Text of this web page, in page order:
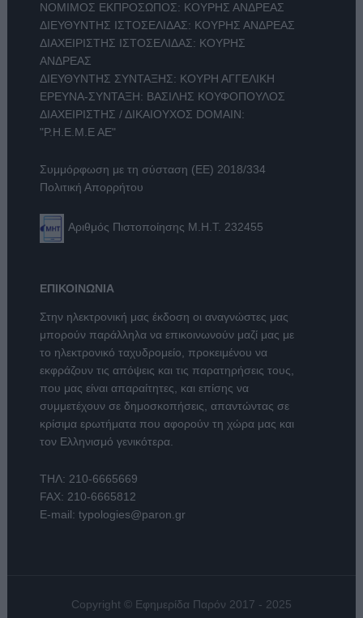
ΝΟΜΙΜΟΣ ΕΚΠΡΟΣΩΠΟΣ: ΚΟΥΡΗΣ ΑΝΔΡΕΑΣ
ΔΙΕΥΘΥΝΤΗΣ ΙΣΤΟΣΕΛΙΔΑΣ: ΚΟΥΡΗΣ ΑΝΔΡΕΑΣ
ΔΙΑΧΕΙΡΙΣΤΗΣ ΙΣΤΟΣΕΛΙΔΑΣ: ΚΟΥΡΗΣ
ΑΝΔΡΕΑΣ
ΔΙΕΥΘΥΝΤΗΣ ΣΥΝΤΑΞΗΣ: ΚΟΥΡΗ ΑΓΓΕΛΙΚΗ
ΕΡΕΥΝΑ-ΣΥΝΤΑΞΗ: ΒΑΣΙΛΗΣ ΚΟΥΦΟΠΟΥΛΟΣ
ΔΙΑΧΕΙΡΙΣΤΗΣ / ΔΙΚΑΙΟΥΧΟΣ DOMAIN:
"Ρ.Η.Ε.Μ.Ε ΑΕ"
Συμμόρφωση με τη σύσταση (ΕΕ) 2018/334
Πολιτική Απορρήτου
Αριθμός Πιστοποίησης Μ.Η.Τ. 232455
ΕΠΙΚΟΙΝΩΝΙΑ
Στην ηλεκτρονική μας έκδοση οι αναγνώστες μας
μπορούν παράλληλα να επικοινωνούν μαζί μας με
το ηλεκτρονικό ταχυδρομείο, προκειμένου να
εκφράζουν τις απόψεις και τις παρατηρήσεις τους,
που μας είναι απαραίτητες, και επίσης να
συμμετέχουν σε δημοσκοπήσεις, απαντώντας σε
κρίσιμα ερωτήματα που αφορούν τη χώρα μας και
τον Ελληνισμό γενικότερα.
ΤΗΛ: 210-6665669
FAX: 210-6665812
E-mail: typologies@paron.gr
Copyright © Εφημερίδα Παρόν 2017 - 2025